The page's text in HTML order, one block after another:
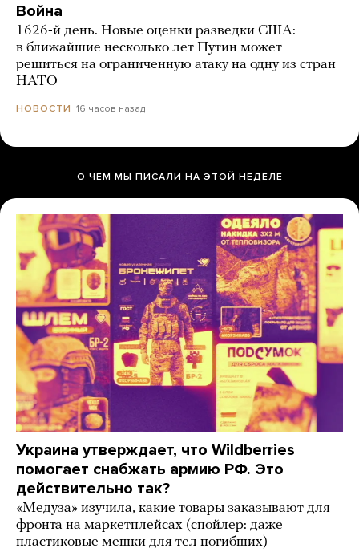
Война
1626-й день. Новые оценки разведки США:
в ближайшие несколько лет Путин может
решиться на ограниченную атаку на одну из стран
НАТО
НОВОСТИ 16 часов назад
О ЧЕМ МЫ ПИСАЛИ НА ЭТОЙ НЕДЕЛЕ
Украина утверждает, что Wildberries
помогает снабжать армию РФ. Это
действительно так?
«Медуза» изучила, какие товары заказывают для
фронта на маркетплейсах (спойлер: даже
пластиковые мешки для тел погибших)